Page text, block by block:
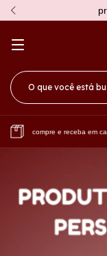
compre e receba em